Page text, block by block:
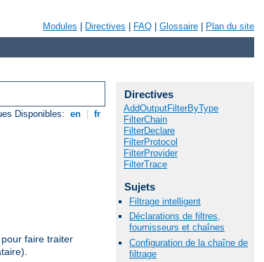
Modules Directives FAQ Glossaire Plan du site
Disponibles: en fr
faire traiter
Directives
AddOutputFilterByType
FilterChain
FilterDeclare
FilterProtocol
FilterProvider
FilterTrace
Sujets
Filtrage intelligent
Déclarations de filtres,
fournisseurs et chaînes
Configuration de la chaîne de
filtrage